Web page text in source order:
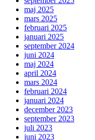
maj 2025
mars 2025
februari 2025
januari 2025
september 2024
juni 2024
maj 2024
april 2024
mars 2024
februari 2024
januari 2024
december 2023
september 2023
juli 2023
juni 2023